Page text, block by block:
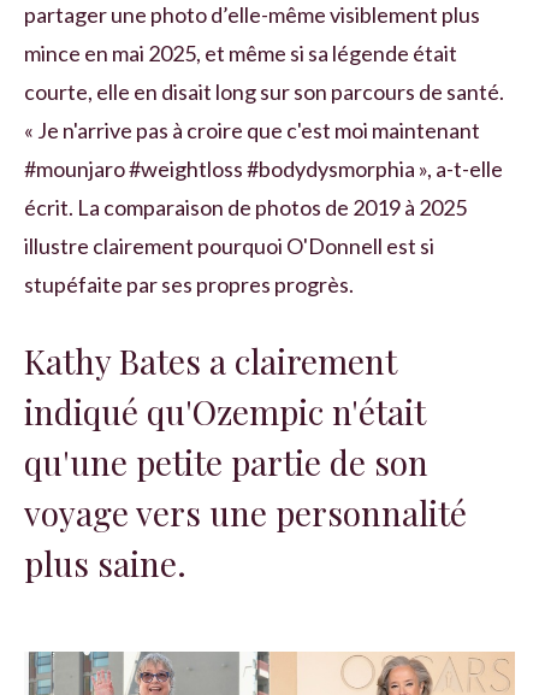
partager une photo d’elle-même visiblement plus
mince en mai 2025, et même si sa légende était
courte, elle en disait long sur son parcours de santé.
« Je n'arrive pas à croire que c'est moi maintenant
#mounjaro #weightloss #bodydysmorphia », a-t-elle
écrit. La comparaison de photos de 2019 à 2025
illustre clairement pourquoi O'Donnell est si
stupéfaite par ses propres progrès.
Kathy Bates a clairement
indiqué qu'Ozempic n'était
qu'une petite partie de son
voyage vers une personnalité
plus saine.